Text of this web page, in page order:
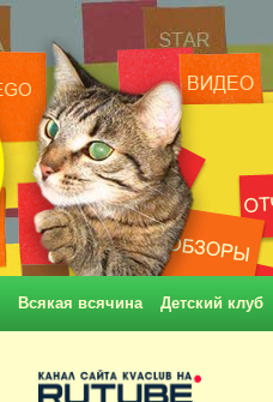
Всякая всячина Детский клуб